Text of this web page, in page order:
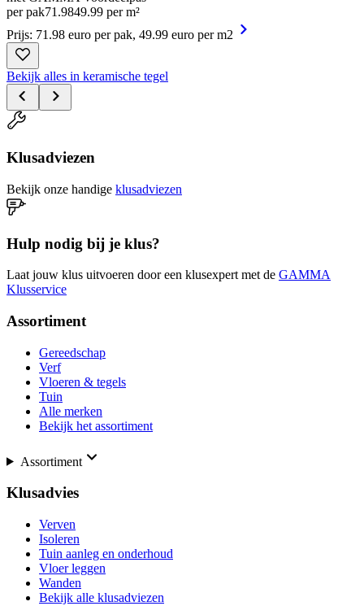
per pak71.9849.99 per m²
Prijs: 71.98 euro per pak, 49.99 euro per m2
Bekijk alles in keramische tegel
Klusadviezen
Bekijk onze handige klusadviezen
Hulp nodig bij je klus?
Laat jouw klus uitvoeren door een klusexpert met de GAMMA
Klusservice
Assortiment
Gereedschap
Verf
Vloeren & tegels
Tuin
Alle merken
Bekijk het assortiment
Assortiment
Klusadvies
Verven
Isoleren
Tuin aanleg en onderhoud
Vloer leggen
Wanden
Bekijk alle klusadviezen